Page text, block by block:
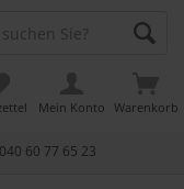
040 60 77 65 23
Warenkorb
Mein Konto